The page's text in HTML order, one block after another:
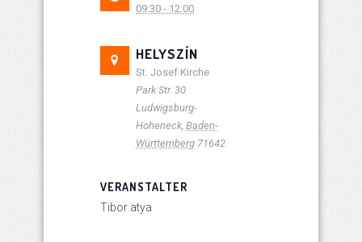
09:30 - 12:00
HELYSZÍN
St. Josef Kirche
Park Str. 30
Ludwigsburg-
Hoheneck, Baden-
Württemberg 71642
VERANSTALTER
Tibor atya